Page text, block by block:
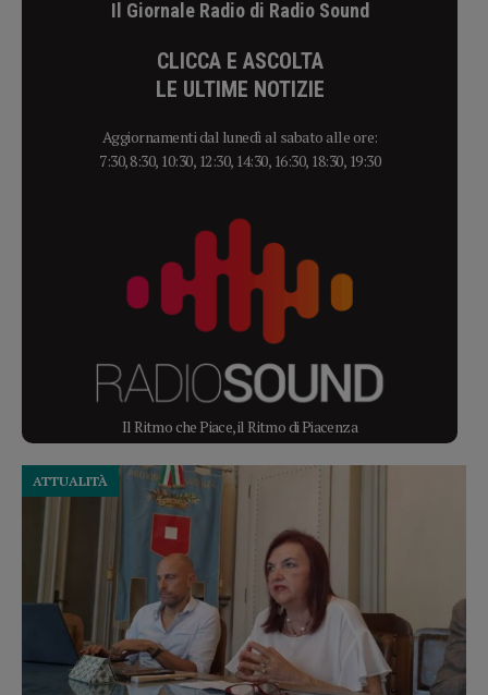
Il Giornale Radio di Radio Sound
CLICCA E ASCOLTA
LE ULTIME NOTIZIE
Aggiornamenti dal lunedì al sabato alle ore:
7:30, 8:30, 10:30, 12:30, 14:30, 16:30, 18:30, 19:30
Il Ritmo che Piace, il Ritmo di Piacenza
ATTUALITÀ